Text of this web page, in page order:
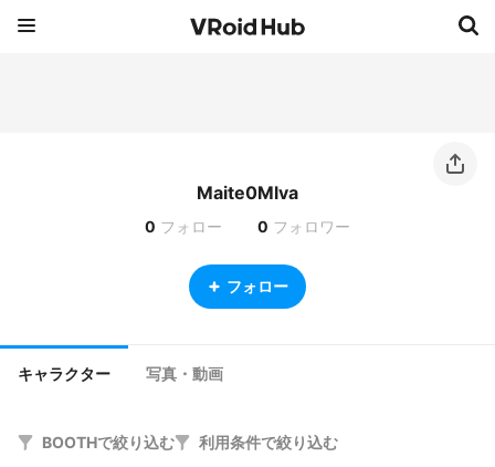
Maite0Mlva
0 フォロー 0 フォロワー
フォロー
キャラクター 写真・動画
BOOTHで絞り込む 利用条件で絞り込む